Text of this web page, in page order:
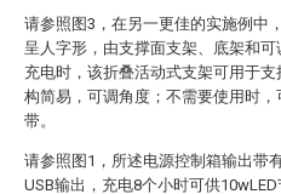
请参照图3，在另一更佳的实施例中
呈人字形，由支撑面支架、底架和
充电时，该折叠活动式支架可用于
构简易，可调角度；不需要使用时
带。
请参照图1，所述电源控制箱输出带
USB输出，充电8个小时可供